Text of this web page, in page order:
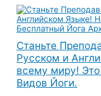
Перейти
содержимому
Станьте
Русском и
всему миру!
Видов Йоги.